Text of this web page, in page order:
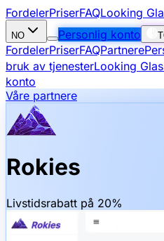
FordelerPriserFAQLooking
NO Personlig konto
FordelerPriserFAQPartnere
bruk av tjenesterLooking
konto
Våre partnere
Rokies
Livstidsrabatt på 20%